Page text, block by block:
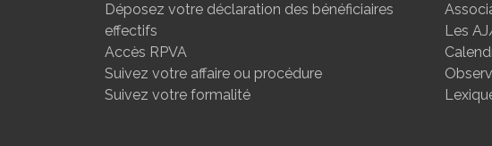
Déposez votre déclaration des bénéficiaires
effectifs
Accès RPVA
Suivez votre affaire ou procédure
Suivez votre formalité
Les